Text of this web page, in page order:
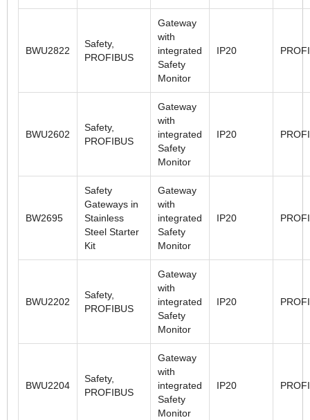
BWU2822
Safety,
PROFIBUS
Gateway
with
integrated
Safety
Monitor
IP20
BWU2602
Safety,
PROFIBUS
Gateway
with
integrated
Safety
Monitor
IP20
BW2695
Safety
Gateways in
Stainless
Steel Starter
Kit
Gateway
with
integrated
Safety
Monitor
IP20
BWU2202
Safety,
PROFIBUS
Gateway
with
integrated
Safety
Monitor
IP20
BWU2204
Safety,
PROFIBUS
Gateway
with
integrated
Safety
Monitor
IP20